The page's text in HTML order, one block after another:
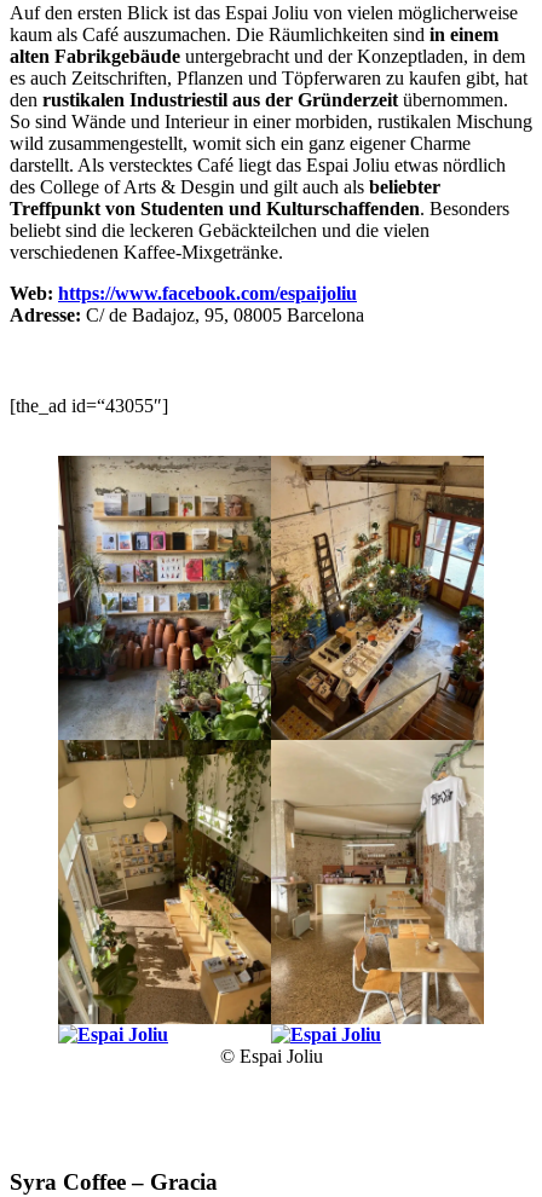
Auf den ersten Blick ist das Espai Joliu von vielen möglicherweise
kaum als Café auszumachen. Die Räumlichkeiten sind in einem
alten Fabrikgebäude untergebracht und der Konzeptladen, in dem
es auch Zeitschriften, Pflanzen und Töpferwaren zu kaufen gibt, hat
den rustikalen Industriestil aus der Gründerzeit übernommen.
So sind Wände und Interieur in einer morbiden, rustikalen Mischung
wild zusammengestellt, womit sich ein ganz eigener Charme
darstellt. Als verstecktes Café liegt das Espai Joliu etwas nördlich
des College of Arts & Desgin und gilt auch als beliebter
Treffpunkt von Studenten und Kulturschaffenden. Besonders
beliebt sind die leckeren Gebäckteilchen und die vielen
verschiedenen Kaffee-Mixgetränke.
Web: https://www.facebook.com/espaijoliu
Adresse: C/ de Badajoz, 95, 08005 Barcelona
[the_ad id=“43055″]
© Espai Joliu
Syra Coffee – Gracia